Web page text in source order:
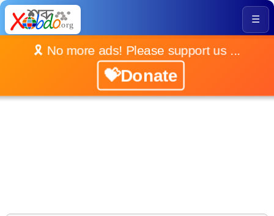
☰
🎗️ No more ads! Please support us ...
💝Donate